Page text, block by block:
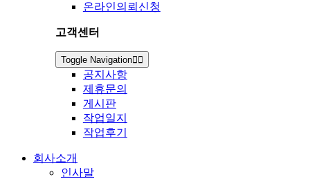
온라인의뢰신청
고객센터
Toggle Navigation
공지사항
제휴문의
게시판
작업일지
작업후기
회사소개
인사말